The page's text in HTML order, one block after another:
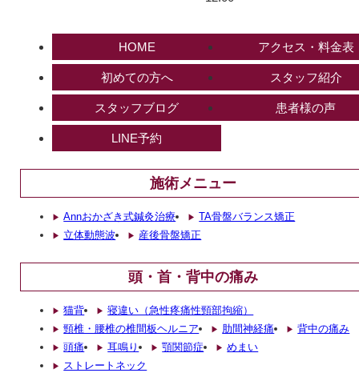
HOME アクセス・料金表
初めての方へ スタッフ紹介
スタッフブログ 患者様の声
LINE予約
施術メニュー
Annおかざき式鍼灸治療
TA骨盤バランス矯正
立体動態波
産後骨盤矯正
頭・首・背中の痛み
猫背
寝違い（急性疼痛性頸部拘縮）
頸椎・腰椎の椎間板ヘルニア
肋間神経痛
背中の痛み
頭痛
耳鳴り 顎関節症
めまい
ストレートネック